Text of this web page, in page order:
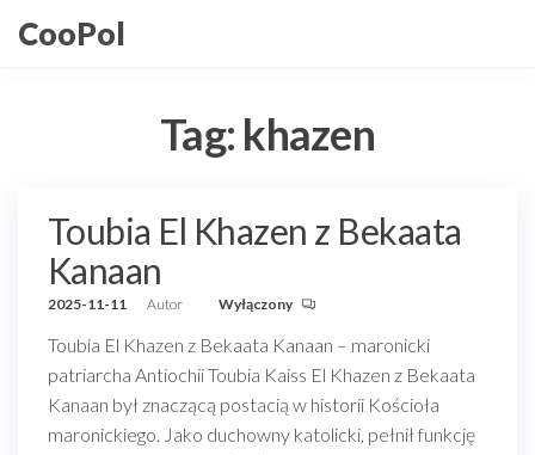
doCooPol
Tag: khazen
Toubia El Khazen z Bekaata
Kanaan
2025-11-11 Autor Wyłączony
Toubia El Khazen z Bekaata Kanaan – maronicki
patriarcha Antiochii Toubia Kaiss El Khazen z Bekaata
Kanaan był znaczącą postacią w historii Kościoła
maronickiego. Jako duchowny katolicki, pełnił funkcję